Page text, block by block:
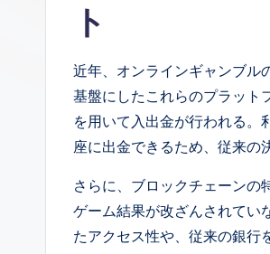
ト
近年、オンラインギャンブル
基盤にしたこれらのプラット
を用いて入出金が行われる。
座に出金できるため、従来の
さらに、ブロックチェーンの
ゲーム結果が改ざんされてい
たアクセス性や、従来の銀行